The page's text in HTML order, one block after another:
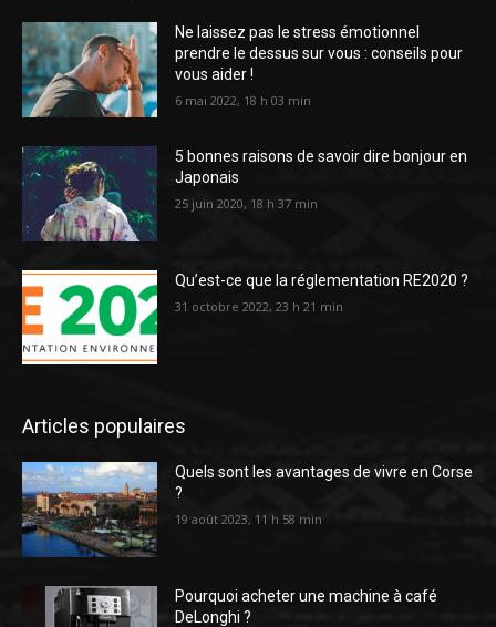
Ne laissez pas le stress émotionnel
prendre le dessus sur vous : conseils pour
vous aider !
6 mai 2022, 18 h 03 min
5 bonnes raisons de savoir dire bonjour en
Japonais
25 juin 2020, 18 h 37 min
Qu’est-ce que la réglementation RE2020 ?
31 octobre 2022, 23 h 21 min
Articles populaires
Quels sont les avantages de vivre en Corse
?
19 août 2023, 11 h 58 min
Pourquoi acheter une machine à café
DeLonghi ?